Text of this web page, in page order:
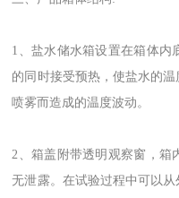
1、盐水储水箱设置在箱体内
的同时接受预热，使盐水的
喷雾而造成的温度波动。
2、箱盖附带透明观察窗，箱
无泄露。在试验过程中可以